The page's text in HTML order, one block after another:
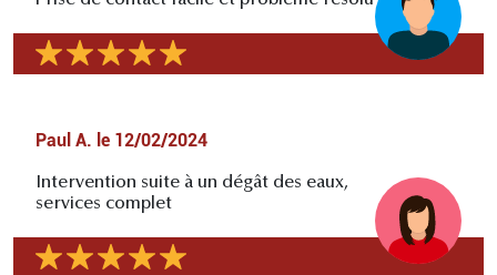
Paul A. le 12/02/2024
Intervention suite à un dégât des eaux,
services complet